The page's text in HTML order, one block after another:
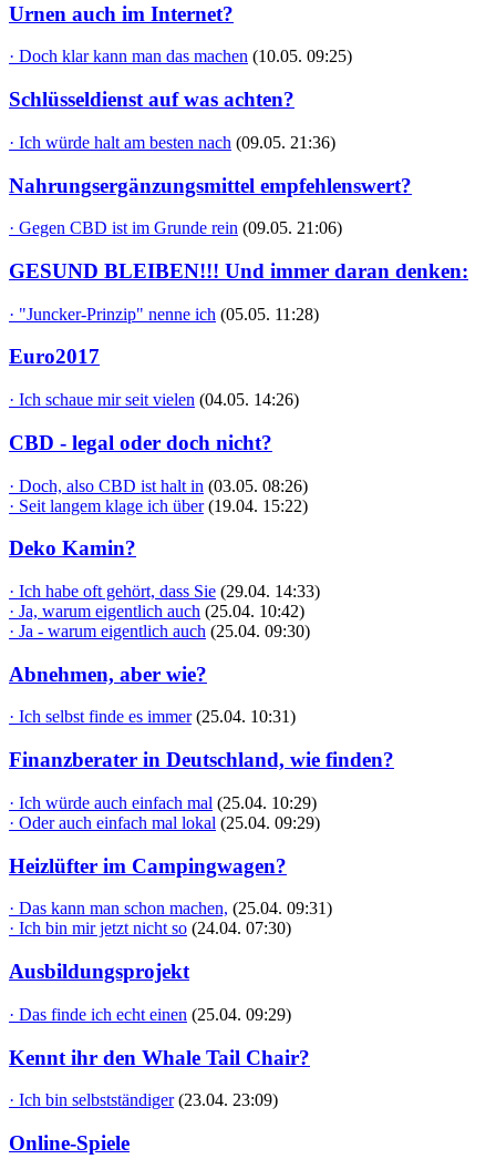
Urnen auch im Internet?
· Doch klar kann man das machen (10.05. 09:25)
Schlüsseldienst auf was achten?
· Ich würde halt am besten nach (09.05. 21:36)
Nahrungsergänzungsmittel empfehlenswert?
· Gegen CBD ist im Grunde rein (09.05. 21:06)
GESUND BLEIBEN!!! Und immer daran denken:
· "Juncker-Prinzip" nenne ich (05.05. 11:28)
Euro2017
· Ich schaue mir seit vielen (04.05. 14:26)
CBD - legal oder doch nicht?
· Doch, also CBD ist halt in (03.05. 08:26)
· Seit langem klage ich über (19.04. 15:22)
Deko Kamin?
· Ich habe oft gehört, dass Sie (29.04. 14:33)
· Ja, warum eigentlich auch (25.04. 10:42)
· Ja - warum eigentlich auch (25.04. 09:30)
Abnehmen, aber wie?
· Ich selbst finde es immer (25.04. 10:31)
Finanzberater in Deutschland, wie finden?
· Ich würde auch einfach mal (25.04. 10:29)
· Oder auch einfach mal lokal (25.04. 09:29)
Heizlüfter im Campingwagen?
· Das kann man schon machen, (25.04. 09:31)
· Ich bin mir jetzt nicht so (24.04. 07:30)
Ausbildungsprojekt
· Das finde ich echt einen (25.04. 09:29)
Kennt ihr den Whale Tail Chair?
· Ich bin selbstständiger (23.04. 23:09)
Online-Spiele